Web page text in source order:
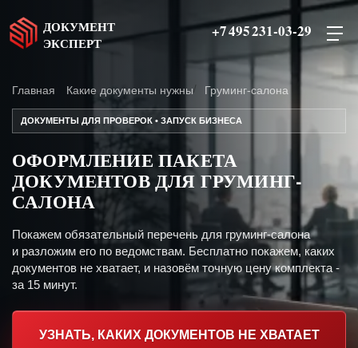
ДОКУМЕНТ
ЭКСПЕРТ
+7 495 231-03-29
Главная Какие документы нужны Груминг-салона
ДОКУМЕНТЫ ДЛЯ ПРОВЕРОК • ЗАПУСК БИЗНЕСА
ОФОРМЛЕНИЕ ПАКЕТА
ДОКУМЕНТОВ ДЛЯ ГРУМИНГ-
САЛОНА
Покажем обязательный перечень для груминг-салона
и разложим его по ведомствам. Бесплатно покажем, каких
документов не хватает, и назовём точную цену комплекта -
за 15 минут.
УЗНАТЬ, КАКИХ ДОКУМЕНТОВ НЕ ХВАТАЕТ